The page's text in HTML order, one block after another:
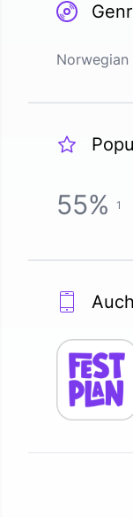
Norwegian
55% 1